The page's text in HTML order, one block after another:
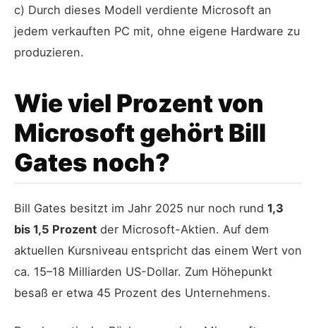
c) Durch dieses Modell verdiente Microsoft an
jedem verkauften PC mit, ohne eigene Hardware zu
produzieren.
Wie viel Prozent von
Microsoft gehört Bill
Gates noch?
Bill Gates besitzt im Jahr 2025 nur noch rund 1,3
bis 1,5 Prozent der Microsoft-Aktien. Auf dem
aktuellen Kursniveau entspricht das einem Wert von
ca. 15–18 Milliarden US-Dollar. Zum Höhepunkt
besaß er etwa 45 Prozent des Unternehmens.